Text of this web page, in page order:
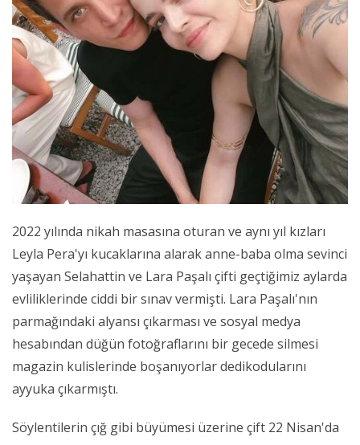
2022 yılında nikah masasına oturan ve aynı yıl kızları
Leyla Pera'yı kucaklarına alarak anne-baba olma sevinci
yaşayan Selahattin ve Lara Paşalı çifti geçtiğimiz aylarda
evliliklerinde ciddi bir sınav vermişti. Lara Paşalı'nın
parmağındaki alyansı çıkarması ve sosyal medya
hesabından düğün fotoğraflarını bir gecede silmesi
magazin kulislerinde boşanıyorlar dedikodularını
ayyuka çıkarmıştı.
Söylentilerin çığ gibi büyümesi üzerine çift 22 Nisan'da